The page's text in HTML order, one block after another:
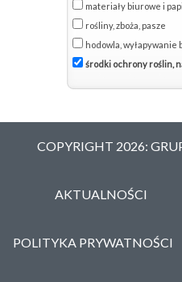
materiały biurowe i
rośliny, zboża, pasze
hodowla, wyłapywanie
środki ochrony roślin,
COPYRIGHT 2026:
AKTUALNOŚCI
POLITYKA PRYWATNOŚCI